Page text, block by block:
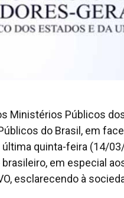
Ministérios Públicos
do Brasil, em
última quinta-feira (14/
em especial
esclarecendo à